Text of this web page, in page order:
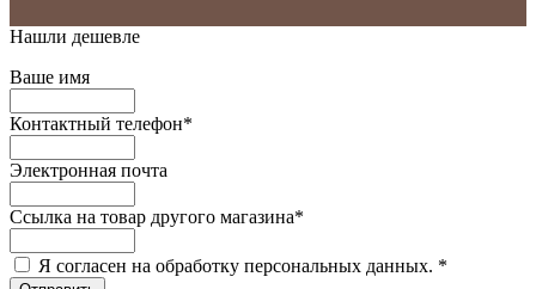
Нашли дешевле
Ваше имя
Контактный телефон*
Электронная почта
Ссылка на товар другого магазина*
Я согласен на обработку персональных данных. *